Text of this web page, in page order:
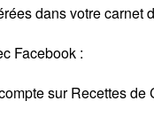
dans votre carnet
Facebook :
sur Recettes de